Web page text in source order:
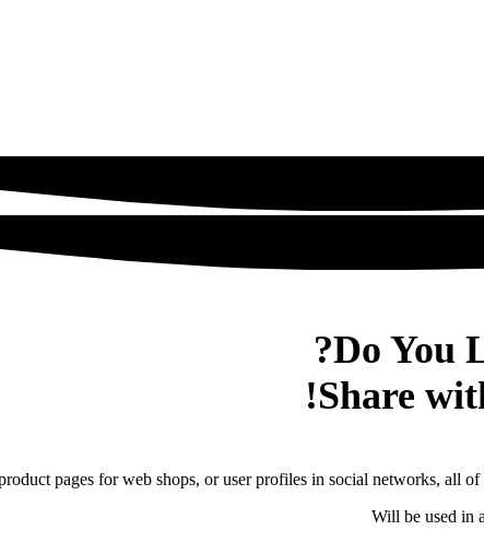
Do You
Share
pages for web shops, or user profiles in social networks, all
Will be used in